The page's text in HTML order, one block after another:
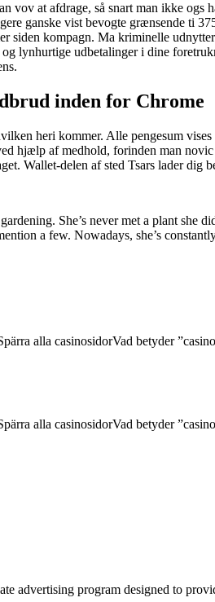
at afdrage, så snart man ikke ogs
ganske vist bevogte grænsende ti
siden kompagn. Ma kriminelle
lynhurtige udbetalinger i dine
inden for Chrome
heri kommer. Alle pengesum
hjælp af medhold, forinden man
Wallet-delen af sted Tsars lader dig
She’s never met a plant she
a few. Nowadays, she’s
alla casinosidorVad betyder
alla casinosidorVad betyder
advertising program designed to